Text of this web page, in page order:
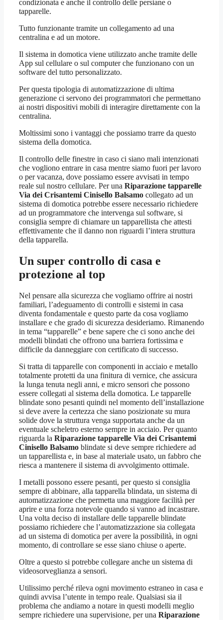
condizionata e anche il controllo delle persiane o
tapparelle.
Tutto funzionante tramite un collegamento ad una
centralina e ad un motore.
Il sistema in domotica viene utilizzato anche tramite delle
App sul cellulare o sul computer che funzionano con un
software del tutto personalizzato.
Per questa tipologia di automatizzazione di ultima
generazione ci servono dei programmatori che permettano
ai nostri dispositivi mobili di interagire direttamente con la
centralina.
Moltissimi sono i vantaggi che possiamo trarre da questo
sistema della domotica.
Il controllo delle finestre in caso ci siano mali intenzionati
che vogliono entrare in casa mentre siamo fuori per lavoro
o per vacanza, dove possiamo essere avvisati in tempo
reale sul nostro cellulare. Per una Riparazione tapparelle
Via dei Crisantemi Cinisello Balsamo collegato ad un
sistema di domotica potrebbe essere necessario richiedere
ad un programmatore che intervenga sul software, si
consiglia sempre di chiamare un tapparellista che attesti
effettivamente che il danno non riguardi l’intera struttura
della tapparella.
Un super controllo di casa e
protezione al top
Nel pensare alla sicurezza che vogliamo offrire ai nostri
familiari, l’adeguamento di controlli e sistemi in casa
diventa fondamentale e questo parte da cosa vogliamo
installare e che grado di sicurezza desideriamo. Rimanendo
in tema “tapparelle” e bene sapere che ci sono anche dei
modelli blindati che offrono una barriera fortissima e
difficile da danneggiare con certificato di successo.
Si tratta di tapparelle con componenti in acciaio e metallo
totalmente protetti da una finitura di vernice, che assicura
la lunga tenuta negli anni, e micro sensori che possono
essere collegati al sistema della domotica. Le tapparelle
blindate sono pesanti quindi nel momento dell’installazione
si deve avere la certezza che siano posizionate su mura
solide dove la struttura venga supportata anche da un
eventuale scheletro esterno sempre in acciaio. Per quanto
riguarda la Riparazione tapparelle Via dei Crisantemi
Cinisello Balsamo blindate si deve sempre richiedere ad
un tapparellista e, in base al materiale usato, un fabbro che
riesca a mantenere il sistema di avvolgimento ottimale.
I metalli possono essere pesanti, per questo si consiglia
sempre di abbinare, alla tapparella blindata, un sistema di
automatizzazione che permetta una maggiore facilità per
aprire e una forza notevole quando si vanno ad incastrare.
Una volta deciso di installare delle tapparelle blindate
possiamo richiedere che l’automatizzazione sia collegata
ad un sistema di domotica per avere la possibilità, in ogni
momento, di controllare se esse siano chiuse o aperte.
Oltre a questo si potrebbe collegare anche un sistema di
videosorveglianza a sensori.
Utilissimo perché rileva ogni movimento estraneo in casa e
quindi avvisa l’utente in tempo reale. Qualsiasi sia il
problema che andiamo a notare in questi modelli meglio
sempre richiedere una supervisione, per una Riparazione